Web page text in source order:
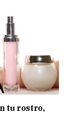
tu rostro,